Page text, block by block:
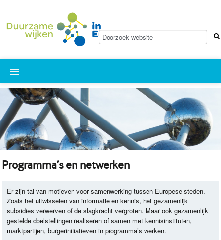
Nieuws
Agenda
Samenwerken in Europa
Programma’s en netwerken
Wie is wie
Over
Programma’s en netwerken
Er zijn tal van motieven voor samenwerking tussen Europese steden.
Zoals het uitwisselen van informatie en kennis, het gezamenlijk
subsidies verwerven of de slagkracht vergroten. Maar ook gezamenlijk
gestelde doelstellingen realiseren of samen met kennisinstituten,
marktpartijen, burgerinitiatieven in programma’s werken.